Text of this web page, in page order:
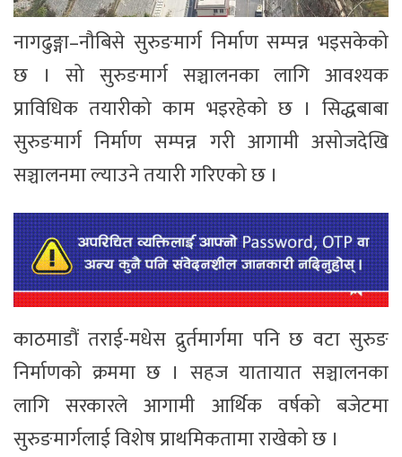
नागढुङ्गा–नौबिसे सुरुङमार्ग निर्माण सम्पन्न भइसकेको
छ । सो सुरुङमार्ग सञ्चालनका लागि आवश्यक
प्राविधिक तयारीको काम भइरहेको छ । सिद्धबाबा
सुरुङमार्ग निर्माण सम्पन्न गरी आगामी असोजदेखि
सञ्चालनमा ल्याउने तयारी गरिएको छ ।
काठमाडौं तराई-मधेस द्रुर्तमार्गमा पनि छ वटा सुरुङ
निर्माणको क्रममा छ । सहज यातायात सञ्चालनका
लागि सरकारले आगामी आर्थिक वर्षको बजेटमा
सुरुङमार्गलाई विशेष प्राथमिकतामा राखेको छ ।